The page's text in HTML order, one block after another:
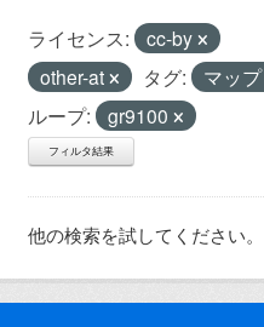
ライセンス:
cc-by
other-at
タグ: マップ
ループ:
gr9100
フィルタ結果
他の検索を試してください。